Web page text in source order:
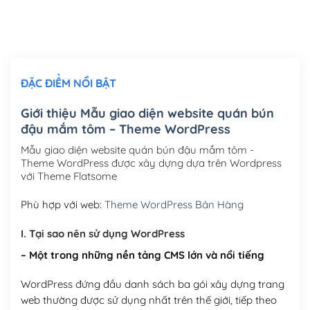
Mua thêm Host + Tên miền
Tên miền quốc tế .com .net .org (1 năm)
Tên miền Việt Nam .vn (1 năm)(+550,000₫)
Hosting 2GB SSD (1 năm)(+450,000₫)
Hosting 5GB SSD (1 năm)
Hosting 8GB SSD (1 năm) (+950,000₫)
ĐẶC ĐIỂM NỔI BẬT
Giới thiệu Mẫu giao diện website quán bún
đậu mắm tôm – Theme WordPress
Mẫu giao diện website quán bún đậu mắm tôm -
Theme WordPress được xây dựng dựa trên Wordpress
với Theme Flatsome
Phù hợp với web: Theme WordPress Bán Hàng
I. Tại sao nên sử dụng WordPress
– Một trong những nền tảng CMS lớn và nổi tiếng
WordPress đứng đầu danh sách ba gói xây dựng trang
web thường được sử dụng nhất trên thế giới, tiếp theo